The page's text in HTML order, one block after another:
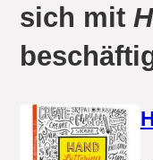
sich mit